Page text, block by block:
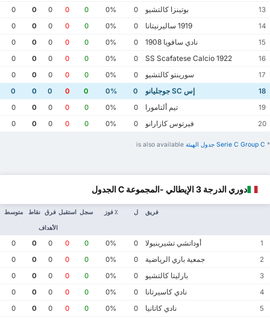
13
بوتينزا كالتشيو 0
0%
0
0
0
0
0
14
0
0%
0
0
0
0
0
15
نادي سافويا 1908 0
0%
0
0
0
0
0
16
0
0%
0
0
0
0
0
17
سورينتو كالتشيو 0
0%
0
0
0
0
0
18
إس SC جوجليانو 0
0%
0
0
0
0
0
19
تيم ألتامورا 0
0%
0
0
0
0
0
20
فيرتوس كازارانو 0
0%
0
0
0
0
0
* Serie C Group C ‏جدول الهيئة
دوري الدرجة 3 الإيطالي -المجموعة C الجدول
فريق ل ٪ فوز سجل استقبل فرق
الأهداف
نقاط متوسط
1 أوداتشي تشيرينيولا 0
0%
0
0
0
0
0
2
جمعية باري الرياضية 0
0%
0
0
0
0
0
3
بارليتا كالتشيو 0
0%
0
0
0
0
0
4
نادي كاسيرتانا 0
0%
0
0
0
0
0
5
نادي كاتانيا 0
0%
0
0
0
0
0